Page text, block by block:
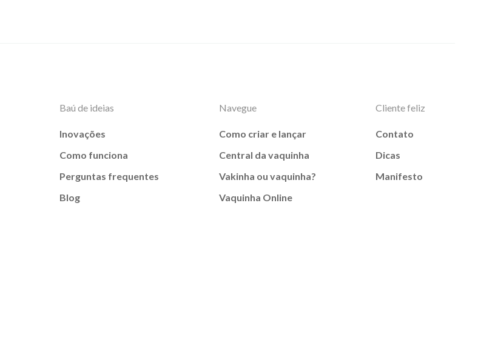
Baú de ideias
Inovações
Como funciona
Perguntas frequentes
Blog
Navegue
Como criar e lançar
Central da vaquinha
Vakinha ou vaquinha?
Vaquinha Online
Cliente feliz
Contato
Dicas
Manifesto